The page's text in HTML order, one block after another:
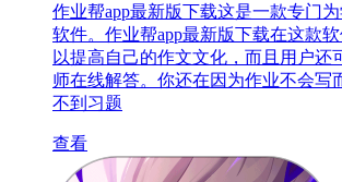
作业帮app最新版下载这是一款专门
软件。作业帮app最新版下载在这款
以提高自己的作文文化，而且用户还
师在线解答。你还在因为作业不会写
不到习题
查看